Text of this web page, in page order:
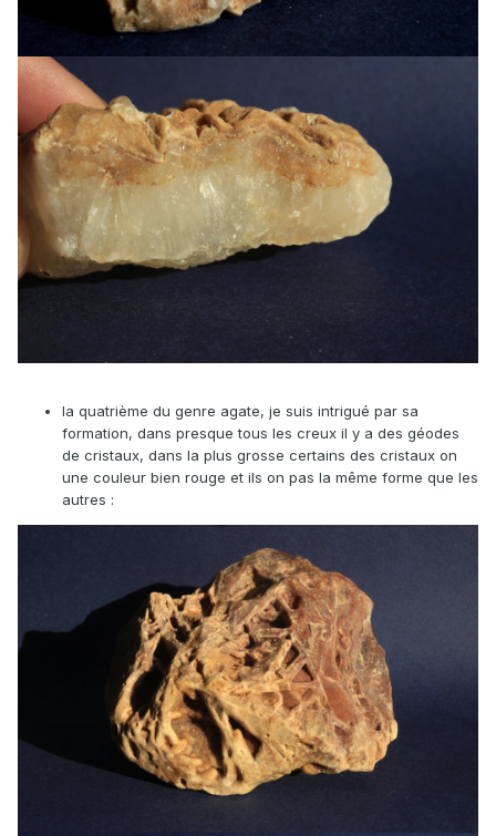
la quatrième du genre agate, je suis intrigué par sa
formation, dans presque tous les creux il y a des géodes
de cristaux, dans la plus grosse certains des cristaux on
une couleur bien rouge et ils on pas la même forme que les
autres :